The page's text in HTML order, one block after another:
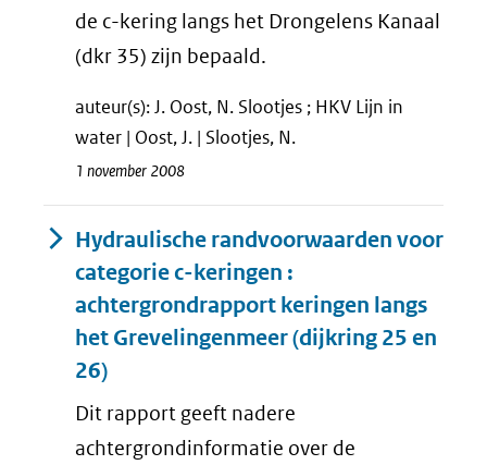
de c-kering langs het Drongelens Kanaal
(dkr 35) zijn bepaald.
auteur(s): J. Oost, N. Slootjes ; HKV Lijn in
water | Oost, J. | Slootjes, N.
1 november 2008
Hydraulische randvoorwaarden voor
categorie c-keringen :
achtergrondrapport keringen langs
het Grevelingenmeer (dijkring 25 en
26)
Dit rapport geeft nadere
achtergrondinformatie over de